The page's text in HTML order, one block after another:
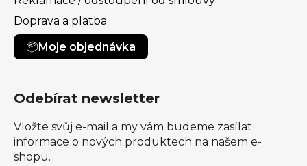
Doprava a platba
Moje objednávka
Odebírat newsletter
Vložte svůj e-mail a my vám budeme zasílat
informace o nových produktech na našem e-
shopu.